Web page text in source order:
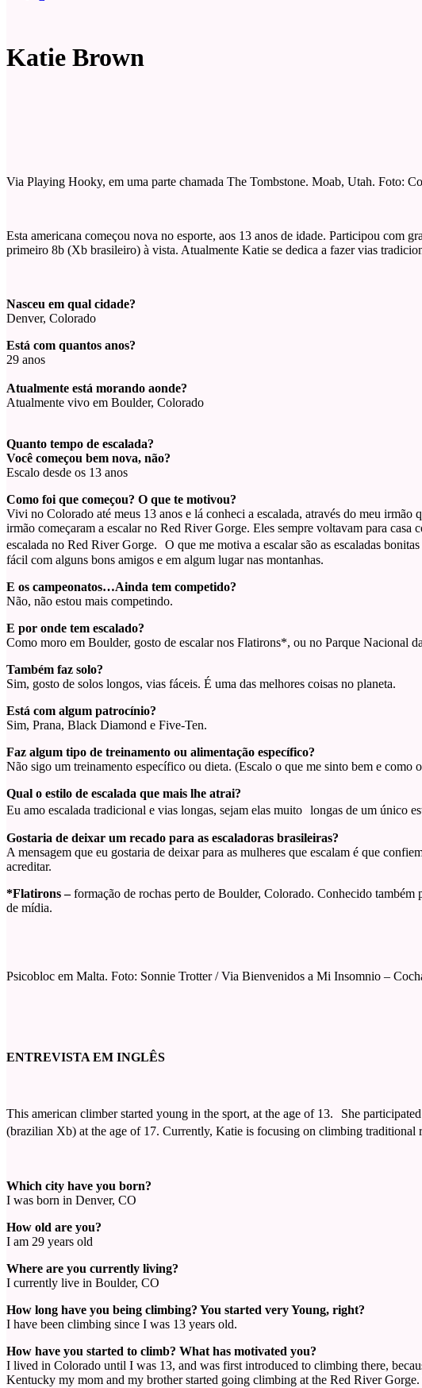
Katie Brown
Via Playing Hooky, em uma parte chamada The Tombstone. Moab, Utah. Foto:
Esta americana começou nova no esporte, aos 13 anos de idade. Participou com
primeiro 8b (Xb brasileiro) à vista. Atualmente Katie se dedica a fazer vias
Nasceu em qual cidade?
Denver, Colorado
Está com quantos anos?
29 anos
Atualmente está morando aonde?
Atualmente vivo em Boulder, Colorado
Quanto tempo de escalada?
Você começou bem nova, não?
Escalo desde os 13 anos
Como foi que começou? O que te motivou?
Vivi no Colorado até meus 13 anos e lá conheci a escalada, através do meu
irmão começaram a escalar no Red River Gorge. Eles sempre voltavam para
escalada no Red River Gorge. O que me motiva a escalar são as escaladas
fácil com alguns bons amigos e em algum lugar nas montanhas.
E os campeonatos…Ainda tem competido?
Não, não estou mais competindo.
E por onde tem escalado?
Como moro em Boulder, gosto de escalar nos Flatirons*, ou no Parque Nacional
Também faz solo?
Sim, gosto de solos longos, vias fáceis. É uma das melhores coisas no planeta.
Está com algum patrocínio?
Sim, Prana, Black Diamond e Five-Ten.
Faz algum tipo de treinamento ou alimentação específico?
Não sigo um treinamento específico ou dieta. (Escalo o que me sinto bem e como
Qual o estilo de escalada que mais lhe atrai?
Eu amo escalada tradicional e vias longas, sejam elas muito longas de um único
Gostaria de deixar um recado para as escaladoras brasileiras?
A mensagem que eu gostaria de deixar para as mulheres que escalam é que
acreditar.
*Flatirons –formação de rochas perto de Boulder, Colorado. Conhecido também
de mídia.
Psicobloc em Malta. Foto: Sonnie Trotter / Via Bienvenidos a Mi Insomnio –
ENTREVISTA EM INGLÊS
This american climber started young in the sport, at the age of 13. She
(brazilian Xb) at the age of 17. Currently, Katie is focusing on climbing
Which city have you born?
I was born in Denver, CO
How old are you?
I am 29 years old
Where are you currently living?
I currently live in Boulder, CO
How long have you being climbing? You started very Young, right?
I have been climbing since I was 13 years old.
How have you started to climb? What has motivated you?
I lived in Colorado until I was 13, and was first introduced to climbing there,
Kentucky my mom and my brother started going climbing at the Red River